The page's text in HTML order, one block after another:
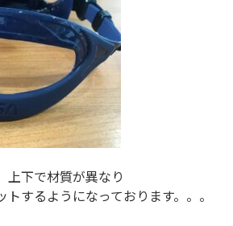
上下で材質が異なり
するようになっております。。。